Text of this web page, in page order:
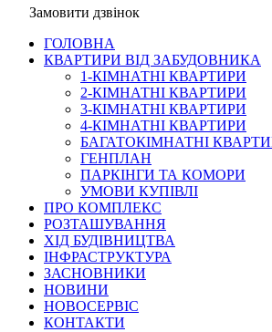
Замовити дзвінок
ГОЛОВНА
КВАРТИРИ ВІД ЗАБУДОВНИКА
1-КІМНАТНІ КВАРТИРИ
2-КІМНАТНІ КВАРТИРИ
3-КІМНАТНІ КВАРТИРИ
4-КІМНАТНІ КВАРТИРИ
БАГАТОКІМНАТНІ
ГЕНПЛАН
ПАРКІНГИ ТА КОМОРИ
УМОВИ КУПІВЛІ
ПРО КОМПЛЕКС
РОЗТАШУВАННЯ
ХІД БУДІВНИЦТВА
ІНФРАСТРУКТУРА
ЗАСНОВНИКИ
НОВИНИ
НОВОСЕРВІС
КОНТАКТИ